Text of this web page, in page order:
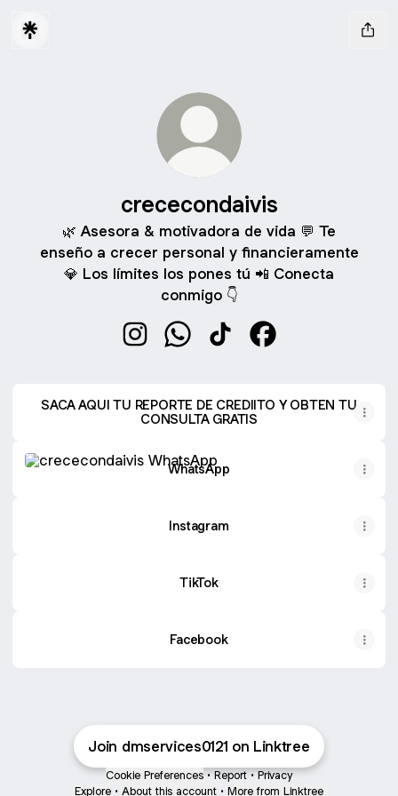
crececondaivis
🌿 Asesora & motivadora de vida 💬 Te
enseño a crecer personal y financieramente
💎 Los límites los pones tú 📲 Conecta
conmigo 👇
SACA AQUI TU REPORTE DE CREDIITO Y OBTEN TU
CONSULTA GRATIS
WhatsApp
Instagram
TikTok
Facebook
Join dmservices0121 on Linktree
Cookie Preferences • Report • Privacy
Explore • About this account • More from Linktree